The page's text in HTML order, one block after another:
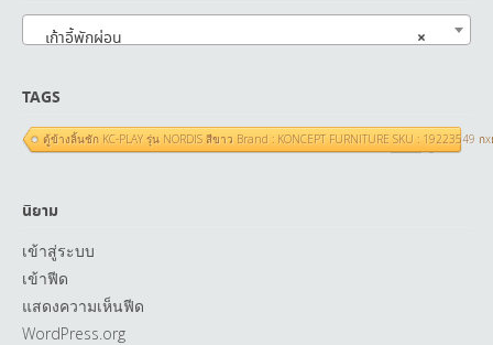
×
เก้าอี้พักผ่อน
TAGS
ตู้ข้างลิ้นชัก KC-PLAY รุ่น NORDIS สีขาว Brand : KONCEPT FURNITURE SKU : 19223549 ก
นิยาม
เข้าสู่ระบบ
เข้าฟีด
แสดงความเห็นฟีด
WordPress.org